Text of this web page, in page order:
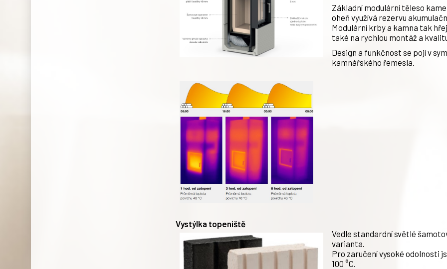
Základní modulární těleso
oheň využívá rezervu
Modulární krby a kamna tak
také na rychlou montáž a
Design a funkčnost se pojí v
kamnářského řemesla.
Vystýlka topeniště
Vedle standardní světlé
varianta.
Pro zaručení vysoké odolnosti
100 °C.